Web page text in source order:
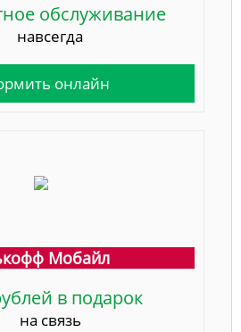
обслуживание
навсегда
онлайн
Мобайл
в подарок
на связь